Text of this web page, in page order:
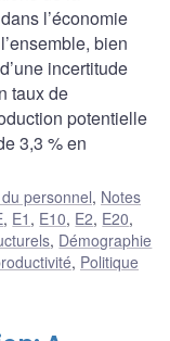
l’économie
bien
incertitude
taux de
potentielle
3,3 % en
personnel, Notes
, E1 , E10, E2, E20,
, Démographie
, Politique